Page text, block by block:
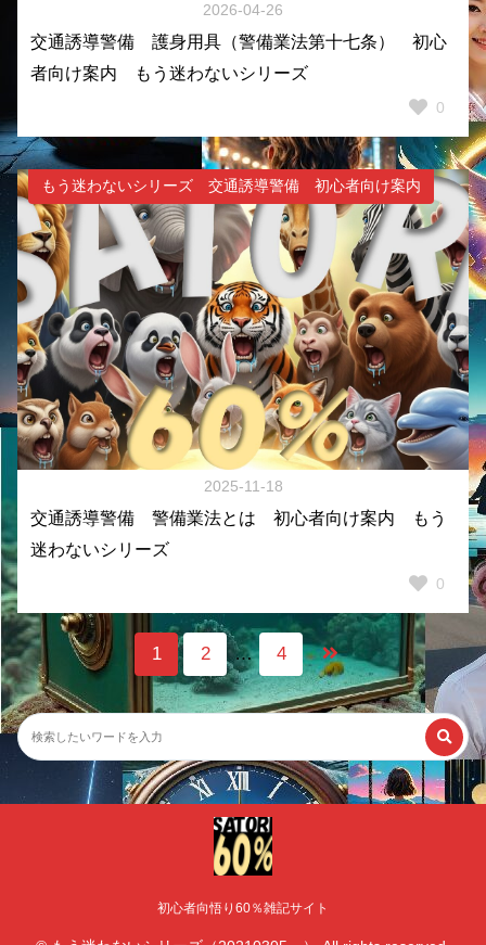
2026-04-26
交通誘導警備 護身用具（警備業法第十七条） 初心
者向け案内 もう迷わないシリーズ
0
もう迷わないシリーズ 交通誘導警備 初心者向け案内
2025-11-18
交通誘導警備 警備業法とは 初心者向け案内 もう
迷わないシリーズ
0
1 2 … 4
初心者向悟り60％雑記サイト